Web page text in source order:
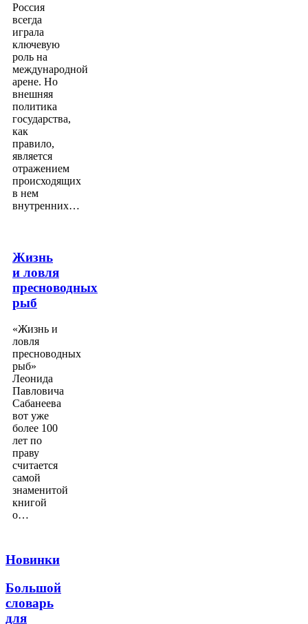
Россия
всегда
играла
ключевую
роль на
международной
арене. Но
внешняя
политика
государства,
как
правило,
является
отражением
происходящих
в нем
внутренних…
Жизнь
и ловля
пресноводных
рыб
«Жизнь и
ловля
пресноводных
рыб»
Леонида
Павловича
Сабанеева
вот уже
более 100
лет по
праву
считается
самой
знаменитой
книгой
о…
Новинки
Большой
словарь
для